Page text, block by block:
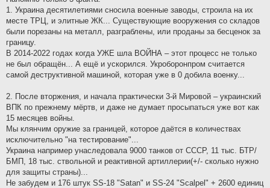
1. Украина десятилетиями сносила военные заводы, строила на их
месте ТРЦ, и элитные ЖК... Существующие вооружения со складов
были порезаны на металл, разграблены, или проданы за бесценок за
границу.
В 2014-2022 годах когда УЖЕ шла ВОЙНА – этот процесс не только
не был обращён... А ещё и ускорился. Укроборонпром считается
самой деструктивной машиной, которая уже в 0 добила военку...
2. После вторжения, и начала практически 3-й Мировой – украинский
ВПК по прежнему мёртв, и даже не думает просыпаться уже вот как
15 месяцев войны.
Мы клянчим оружие за границей, которое даётся в количествах
исключительно "на тестирование"...
Украина например унаследовала 9000 танков от СССР, 11 тыс. БТР/
БМП, 18 тыс. ствольной и реактивной артиллерии(+/- сколько нужно
для защиты страны)...
Не забудем и 176 штук SS-18 "Satan" и SS-24 "Scalpel" + 2600 единиц